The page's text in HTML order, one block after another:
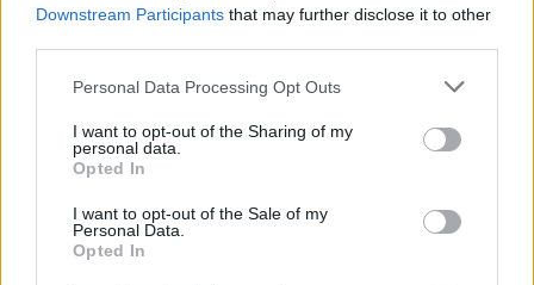
Downstream Participants that may further disclose it to other
Personal Data Processing Opt Outs
I want to opt-out of the Sharing of my
personal data.
Opted In
I want to opt-out of the Sale of my
Personal Data.
Opted In
campagne in tempo reale e propone azioni di
ottimizzazione — modifiche di bid, riallocazione del
budget, pause, scaling — che vengono eseguite solo
autopilot cieco.